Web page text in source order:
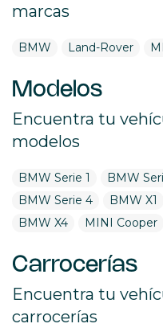
marcas
BMW Land-Rover
Modelos
Encuentra tu
modelos
BMW Serie 1 BMW
BMW Serie 4
BMW X1
BMW X4
MINI Cooper
Carrocerías
Encuentra tu
carrocerías